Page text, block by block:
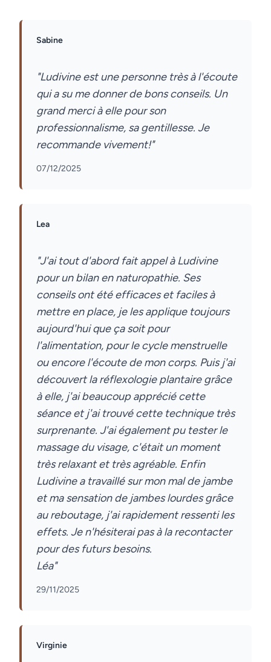
Sabine
"Ludivine est une personne très à l'écoute
qui a su me donner de bons conseils. Un
grand merci à elle pour son
professionnalisme, sa gentillesse. Je
07/12/2025
Lea
"J'ai tout d'abord fait appel à Ludivine
pour un bilan en naturopathie. Ses
conseils ont été efficaces et faciles à
mettre en place, je les applique toujours
aujourd'hui que ça soit pour
l'alimentation, pour le cycle menstruelle
ou encore l'écoute de mon corps. Puis j'ai
découvert la réflexologie plantaire grâce
à elle, j'ai beaucoup apprécié cette
séance et j'ai trouvé cette technique très
surprenante. J'ai également pu tester le
massage du visage, c'était un moment
très relaxant et très agréable. Enfin
Ludivine a travaillé sur mon mal de jambe
et ma sensation de jambes lourdes grâce
au reboutage, j'ai rapidement ressenti les
effets. Je n'hésiterai pas à la recontacter
pour des futurs besoins.
29/11/2025
Virginie